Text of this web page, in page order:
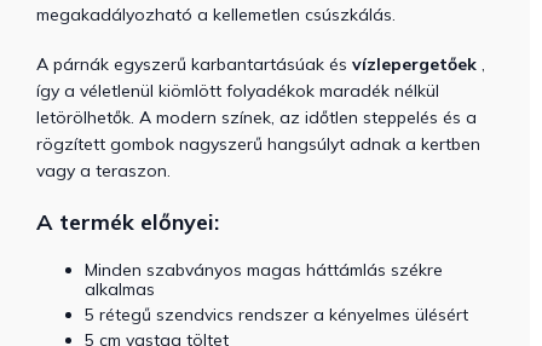
megakadályozható a kellemetlen csúszkálás.
A párnák egyszerű karbantartásúak és vízlepergetőek ,
így a véletlenül kiömlött folyadékok maradék nélkül
letörölhetők. A modern színek, az időtlen steppelés és a
rögzített gombok nagyszerű hangsúlyt adnak a kertben
vagy a teraszon.
A termék előnyei:
Minden szabványos magas háttámlás székre
alkalmas
5 rétegű szendvics rendszer a kényelmes ülésért
5 cm vastag töltet